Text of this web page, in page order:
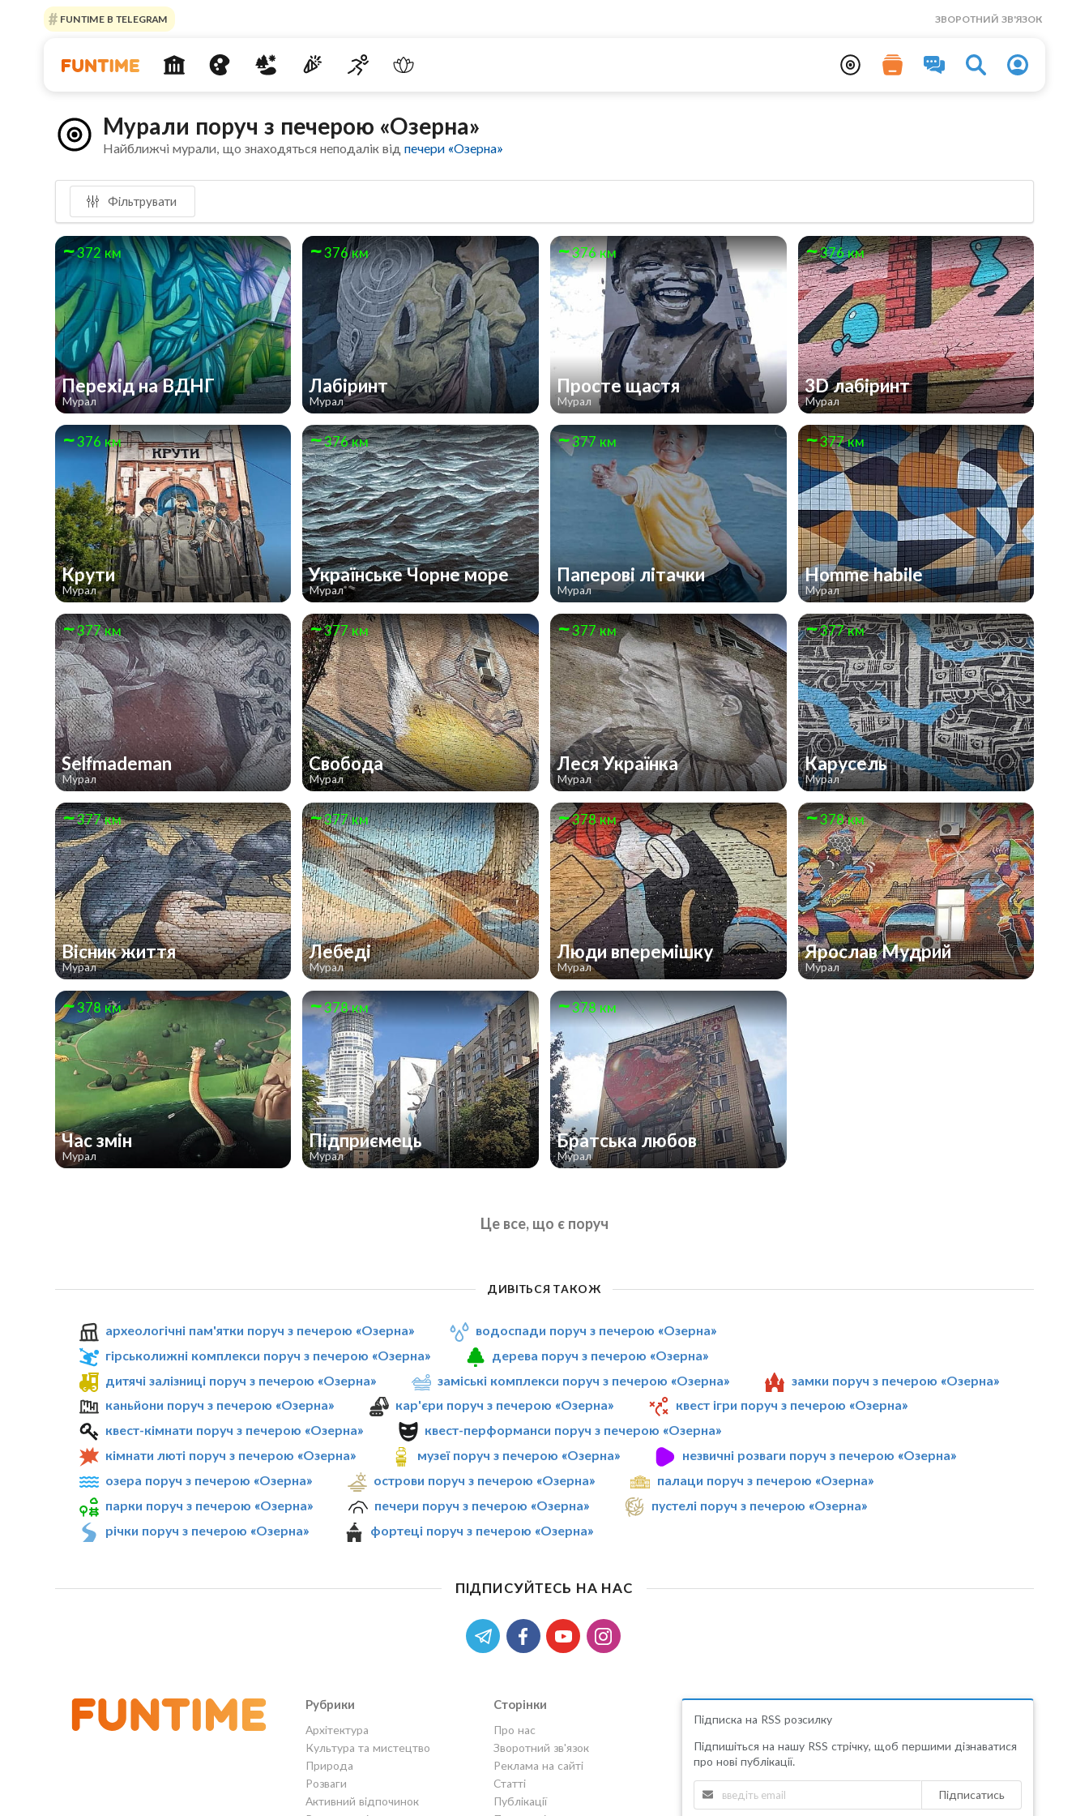
FUNTIME В TELEGRAM ЗВОРОТНИЙ ЗВ'ЯЗОК
Мурали поруч з печерою «Озерна»
Найближчі мурали, що знаходяться неподалік відпечери «Озерна»
Фільтрувати
372 км
Перехід на ВДНГ
Мурал
376 км
Лабіринт
Мурал
376 км
Просте щастя
Мурал
376 км
3D лабіринт
Мурал
376 км
Крути
Мурал
376 км
Українське Чорне море
Мурал
377 км
Паперові літачки
Мурал
377 км
Homme habile
Мурал
377 км
Selfmademan
Мурал
377 км
Свобода
Мурал
377 км
Леся Українка
Мурал
377 км
Карусель
Мурал
377 км
Вісник життя
Мурал
377 км
Лебеді
Мурал
378 км
Люди вперемішку
Мурал
378 км
Ярослав Мудрий
Мурал
378 км
Час змін
Мурал
378 км
Підприємець
Мурал
378 км
Братська любов
Мурал
Це все, що є поруч
ДИВІТЬСЯ ТАКОЖ
археологічні пам'ятки поруч з печерою «Озерна»
водоспади поруч з печерою «Озерна»
гірськолижні комплекси поруч з печерою «Озерна»
дерева поруч з печерою «Озерна»
дитячі залізниці поруч з печерою «Озерна»
заміські комплекси поруч з печерою «Озерна»
замки поруч з печерою «Озерна»
каньйони поруч з печерою «Озерна»
кар'єри поруч з печерою «Озерна»
квест ігри поруч з печерою «Озерна»
квест-кімнати поруч з печерою «Озерна»
квест-перформанси поруч з печерою «Озерна»
кімнати люті поруч з печерою «Озерна»
музеї поруч з печерою «Озерна»
незвичні розваги поруч з печерою «Озерна»
озера поруч з печерою «Озерна»
острови поруч з печерою «Озерна»
палаци поруч з печерою «Озерна»
парки поруч з печерою «Озерна»
печери поруч з печерою «Озерна»
пустелі поруч з печерою «Озерна»
річки поруч з печерою «Озерна»
фортеці поруч з печерою «Озерна»
ПІДПИСУЙТЕСЬ НА НАС
Рубрики
Архітектура
Культура та мистецтво
Природа
Розваги
Активний відпочинок
Сторінки
Про нас
Зворотний зв'язок
Реклама на сайті
Статті
Публікації
Підписка на RSS розсилку
Підпишіться на нашу RSS стрічку, щоб першими дізнаватися
про нові публікації.
Підписатись